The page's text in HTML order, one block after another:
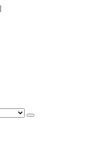
|